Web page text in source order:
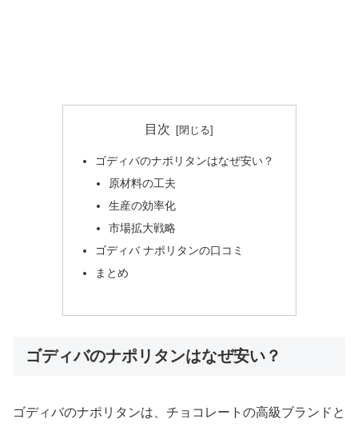
目次
ゴディバのナポリタンはなぜ安い？
原材料の工夫
生産の効率化
市場拡大戦略
ゴディバ ナポリタンの口コミ
まとめ
ゴディバのナポリタンはなぜ安い？
ゴディバのナポリタンは、チョコレートの高級ブランドと